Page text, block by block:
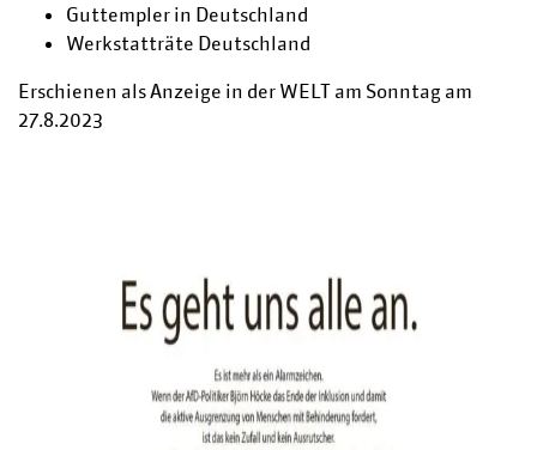
Guttempler in Deutschland
Werkstatträte Deutschland
Erschienen als Anzeige in der WELT am Sonntag am
27.8.2023